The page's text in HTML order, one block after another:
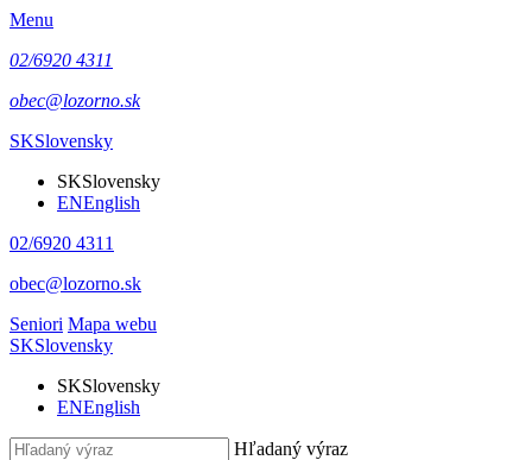
Menu
02/6920 4311
obec@lozorno.sk
SKSlovensky
SKSlovensky
ENEnglish
02/6920 4311
obec@lozorno.sk
Seniori Mapa webu
SKSlovensky
SKSlovensky
ENEnglish
Hľadaný výraz